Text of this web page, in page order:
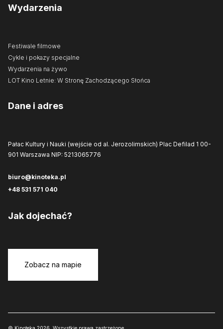
Wydarzenia
Festiwale filmowe
Cykle i pokazy specjalne
Wydarzenia na żywo
LOT Kino Letnie: W Stronę Zachodzącego Słońca
Dane i adres
Pałac Kultury i Nauki (wejście od al. Jerozolimskich) Plac Defilad 1 00-
901 Warszawa NIP: 5213065776
biuro@kinoteka.pl
+48 531 571 040
Jak dojechać?
Zobacz na mapie